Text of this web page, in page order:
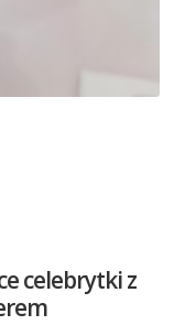
celebrytki z